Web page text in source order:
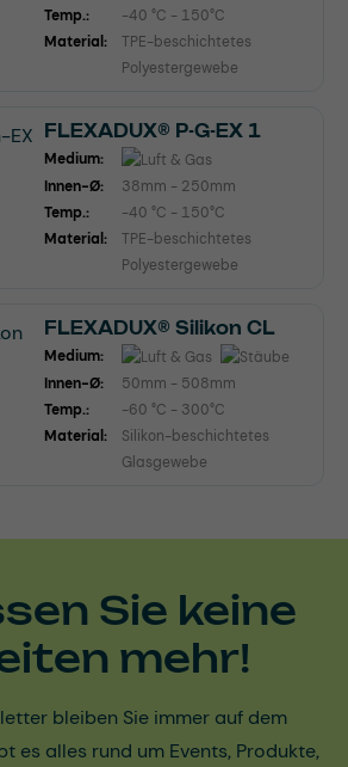
Temp.:
-40 °C - 150°C
Material:
TPE-beschichtetes
Polyestergewebe
FLEXADUX® P-G-EX 1
Medium:
Innen-Ø:
38mm - 250mm
Temp.:
-40 °C - 150°C
Material:
TPE-beschichtetes
Polyestergewebe
FLEXADUX® Silikon CL
Medium:
Innen-Ø:
50mm - 508mm
Temp.:
-60 °C - 300°C
Material:
Silikon-beschichtetes
Glasgewebe
Sie keine
mehr!
bleiben Sie immer auf dem
es alles rund um Events, Produkte,